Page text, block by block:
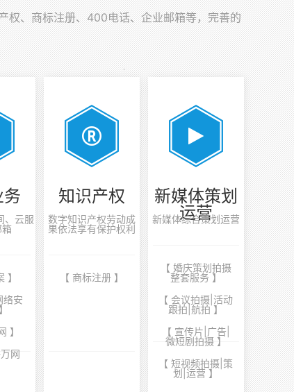
权、商标注册、400电话、企业邮箱等，完善的
务
、云服
箱
】
络安
】
网
知识产权
数字知识产权劳动成
果依法享有保护权利
【 商标注册 】
新媒体策划
运营
新媒体综合策划运营
【 婚庆策划拍摄
整套服务 】
【 会议拍摄|活动
跟拍|航拍 】
【 宣传片|广告|
微短剧拍摄 】
【 短视频拍摄|策
划|运营 】